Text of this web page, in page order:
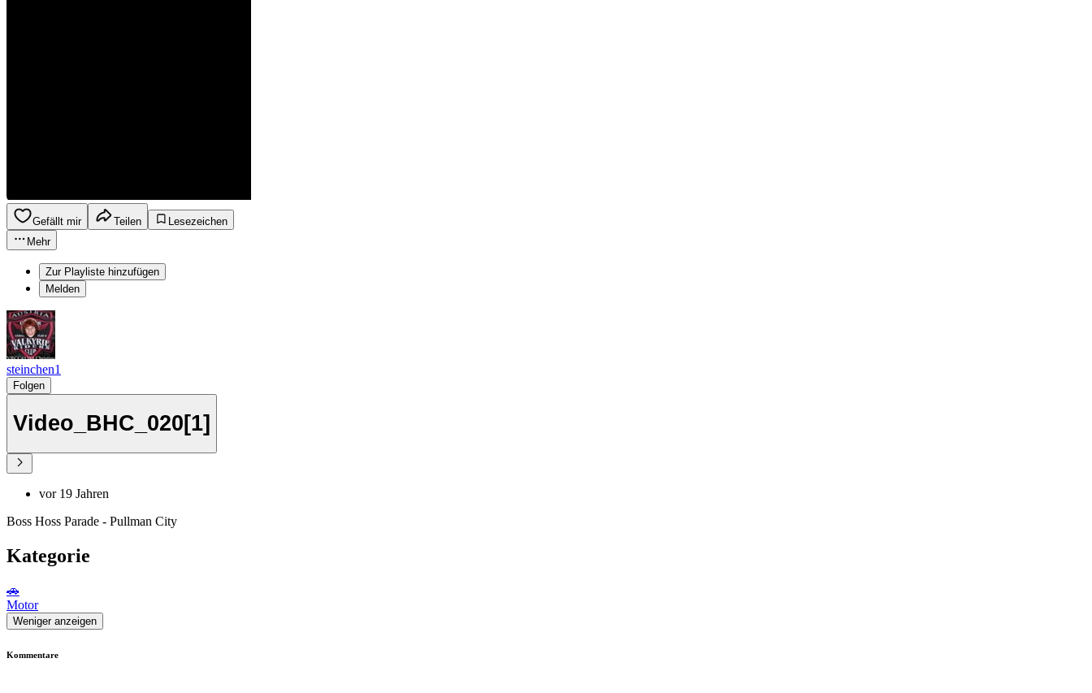
Gefällt mir Teilen
Lesezeichen
Mehr
Zur Playliste hinzufügen
Melden
steinchen1
Folgen
Video_BHC_020[1]
vor 19 Jahren
Boss Hoss Parade - Pullman City
Kategorie
🚗
Motor
Weniger anzeigen
Kommentare